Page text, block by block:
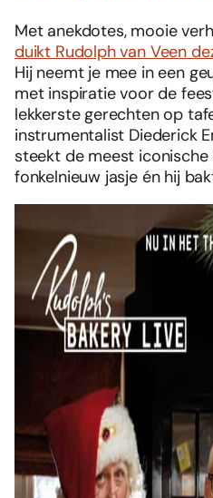
Met anekdotes, mooie
duikt Rudolph van Veen
Hij neemt je mee in een
met inspiratie voor de
lekkerste gerechten op
instrumentalist Diederick
steekt de meest iconische
fonkelnieuw jasje én hij